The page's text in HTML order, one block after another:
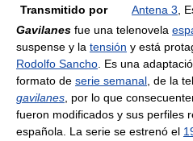
Transmitido por
Antena 3 ,
Gavilanes fue una telenovela
suspense y la tensión y está
Rodolfo Sancho . Es una
formato de serie semanal , de la
gavilanes , por lo que
fueron modificados y sus perfiles
española. La serie se estrenó el